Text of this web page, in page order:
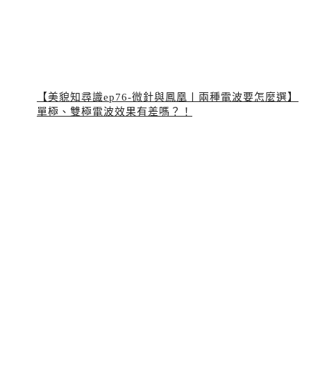
【美貌知尋識ep76-微針與鳳凰〡兩種電波要怎麼選】
單極、雙極電波效果有差嗎？！